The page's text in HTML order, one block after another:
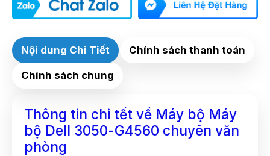
Nội dung Chi Tiết Chính sách thanh toán
Chính sách chung
Thông tin chi tết về Máy bộ Máy
bộ Dell 3050-G4560 chuyên văn
phòng